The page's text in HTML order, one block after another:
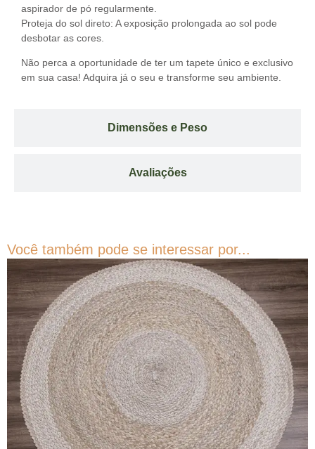
Dimensões e Peso
Avaliações
aspirador de pó regularmente.
Proteja do sol direto: A exposição prolongada ao sol pode
desbotar as cores.
Não perca a oportunidade de ter um tapete único e exclusivo
em sua casa! Adquira já o seu e transforme seu ambiente.
Você também pode se interessar por...